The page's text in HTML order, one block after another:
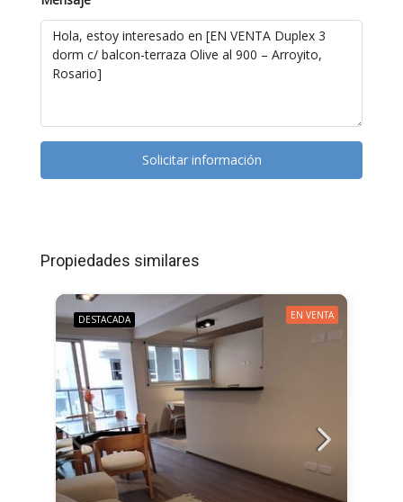
Solicitar información
Propiedades similares
DESTACADA EN VENTA